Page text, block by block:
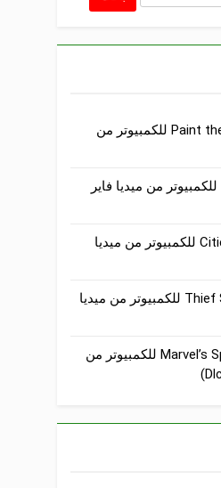
تحميل لعبة Paint the Town Red للكمبيوتر من
تحميل لعبة Last Epoch للكمبيوتر من ميديا فاير
تحميل لعبة Cities: Skylines للكمبيوتر من ميديا
تحميل لعبة Thief Simulator 2 للكمبيوتر من ميديا
تحميل لعبة Marvel’s Spider Man 2 للكمبيوتر من